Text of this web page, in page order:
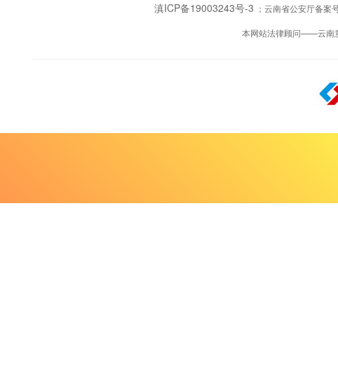
滇ICP备19003243号-3 ；云南省公安厅备
本网站法律顾问——云南